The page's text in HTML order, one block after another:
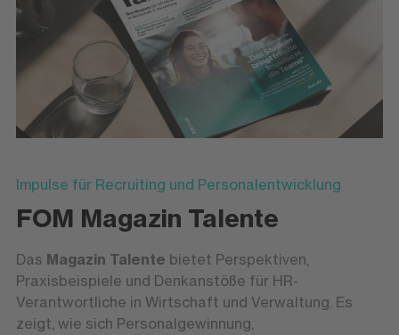
Impulse für Recruiting und Personalentwicklung
FOM Magazin Talente
Das Magazin Talente bietet Perspektiven,
Praxisbeispiele und Denkanstöße für HR-
Verantwortliche in Wirtschaft und Verwaltung. Es
zeigt, wie sich Personalgewinnung,